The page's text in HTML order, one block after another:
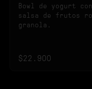
Bowl de yogurt con
salsa de frutos
granola.
$22.900